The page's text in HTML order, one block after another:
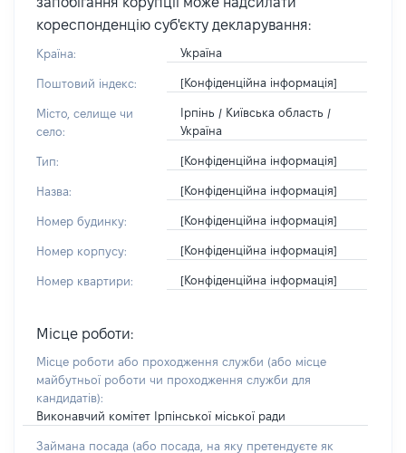
кореспонденцію суб'єкту декларування:
Країна: Україна
Поштовий індекс: [Конфіденційна інформація]
Місто, селище чи
село:
Ірпінь / Київська область /
Україна
Тип: [Конфіденційна інформація]
Назва: [Конфіденційна інформація]
Номер будинку: [Конфіденційна інформація]
Номер корпусу: [Конфіденційна інформація]
Номер квартири: [Конфіденційна інформація]
Місце роботи:
Місце роботи або проходження служби (або місце
майбутньої роботи чи проходження служби для
кандидатів):
Виконавчий комітет Ірпінської міської ради
Займана посада (або посада, на яку претендуєте як